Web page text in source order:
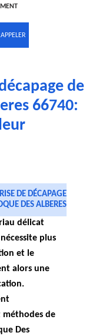
de
66740:
DE DÉCAPAGE
DES ALBERES
délicat
plus
et le
alors une
de
Des